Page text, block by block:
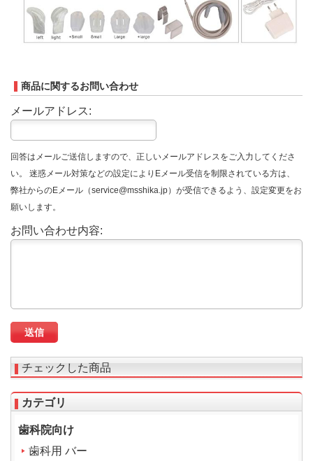
商品に関するお問い合わせ
メールアドレス:
回答はメールご送信しますので、正しいメールアドレスをご入力してくださ
い。 迷惑メール対策などの設定によりEメール受信を制限されている方は、
弊社からのEメール（service@msshika.jp）が受信できるよう、設定変更をお
願いします。
お問い合わせ内容:
チェックした商品
カテゴリ
歯科院向け
歯科用 バー